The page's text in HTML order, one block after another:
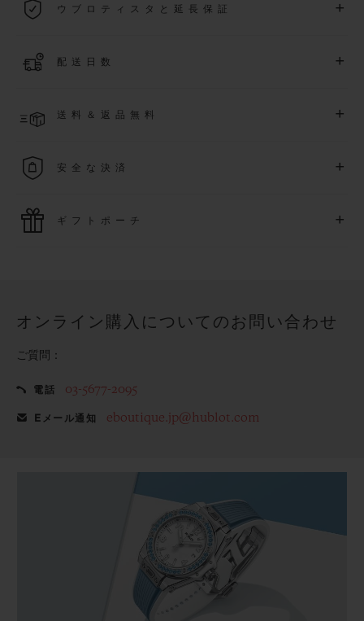
際保証が適用されます。
ウブロティスタと延長保証 +
月1 日以降に購入された時計を対象に、保証を
詳細を表示する
配送日数 +
より異なる場合がございます
送料＆返品無料 +
す
安全な決済 +
ご購入は迅速で安全に処理され、お客様の個人情報は確実に
ギフトポーチ +
オンライン購入についてのお問い合わせ
ご質問：
電話 03-5677-2095
Eメール通知 eboutique.jp@hublot.com